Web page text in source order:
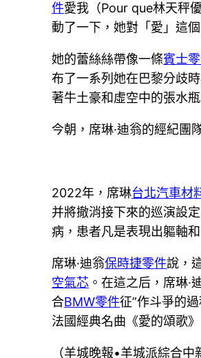
件愛我（Pour que林天秤
動了一下，她對「愛」這
她的蕾絲絲帶像一條賓士
布了一系列她在巴黎分歧
著牛土豪和虛空中的張水
今朝，席琳·迪翁的經紀團
2022年，席琳台北汽車材
并將撤消接下來的巡演設
病，患者凡是表現出軀軸
席琳·迪翁保時捷零件說，
空氣芯 。在這之后，席琳·
合BMW零件征”作斗爭的
法國經典名曲《愛的頌歌
（羊城晚報•羊城派綜合中